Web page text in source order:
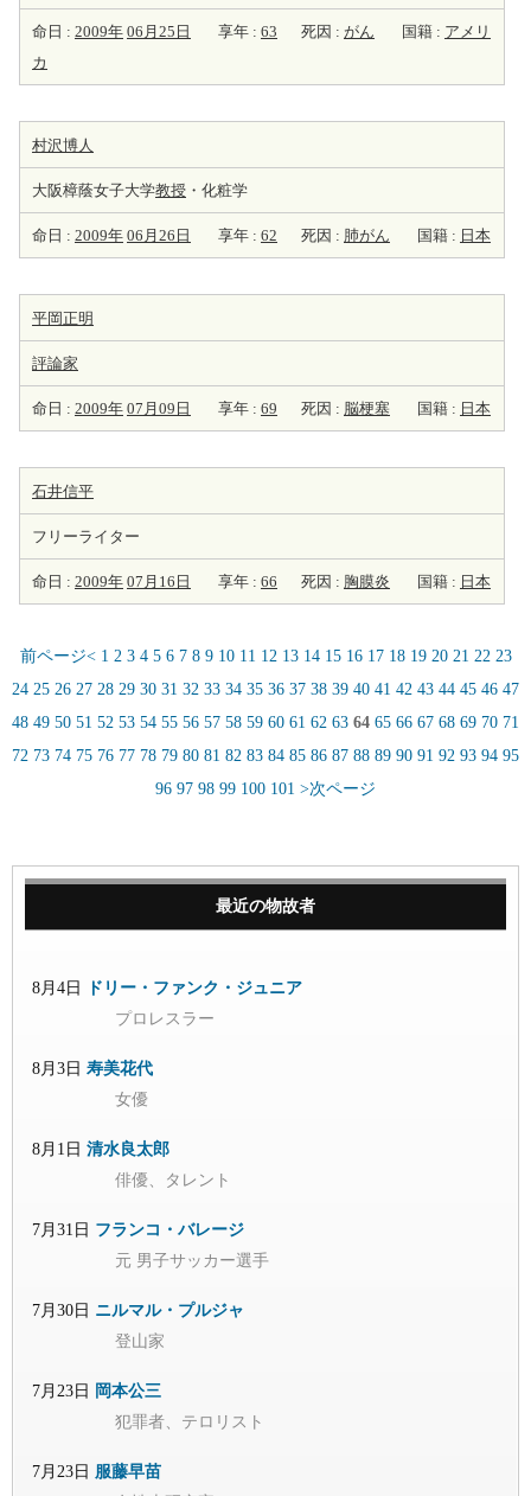
命日 : 2009年 06月25日 享年 : 63 死因 : がん 国籍 : アメリ
カ
村沢博人
大阪樟蔭女子大学教授 ・化粧学
命日 : 2009年 06月26日 享年 : 62 死因 : 肺がん 国籍 : 日本
平岡正明
評論家
命日 : 2009年 07月09日 享年 : 69 死因 : 脳梗塞 国籍 : 日本
石井信平
フリーライター
命日 : 2009年 07月16日 享年 : 66 死因 : 胸膜炎 国籍 : 日本
前ページ< 1 2 3 4 5 6 7 8 9 10 11 12 13 14 15 16 17 18 19 20 21 22 23
24 25 26 27 28 29 30 31 32 33 34 35 36 37 38 39 40 41 42 43 44 45 46 47
48 49 50 51 52 53 54 55 56 57 58 59 60 61 62 63 64 65 66 67 68 69 70 71
72 73 74 75 76 77 78 79 80 81 82 83 84 85 86 87 88 89 90 91 92 93 94 95
96 97 98 99 100 101 >次ページ
最近の物故者
8月4日
ドリー・ファンク・ジュニア
プロレスラー
8月3日 寿美花代
女優
8月1日 清水良太郎
俳優、タレント
7月31日 フランコ・バレージ
元 男子サッカー選手
7月30日 ニルマル・プルジャ
登山家
7月23日 岡本公三
犯罪者、テロリスト
7月23日 服藤早苗